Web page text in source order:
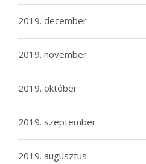
2019. december
2019. november
2019. október
2019. szeptember
2019. augusztus